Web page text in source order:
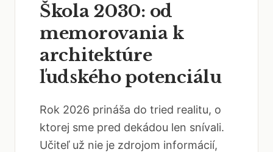
Škola 2030: od
memorovania k
architektúre
ľudského potenciálu
Rok 2026 prináša do tried realitu, o
ktorej sme pred dekádou len snívali.
Učiteľ už nie je zdrojom informácií,